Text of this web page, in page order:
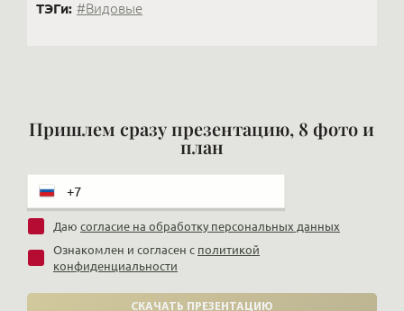
ТЭГи: #Видовые
Пришлем сразу презентацию, 8 фото и
план
Даю согласие на обработку персональных данных
Ознакомлен и согласен с политикой
конфиденциальности
СКАЧАТЬ ПРЕЗЕНТАЦИЮ